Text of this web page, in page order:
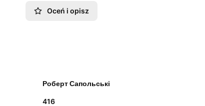
Oceń i opisz
Роберт Сапольські
416